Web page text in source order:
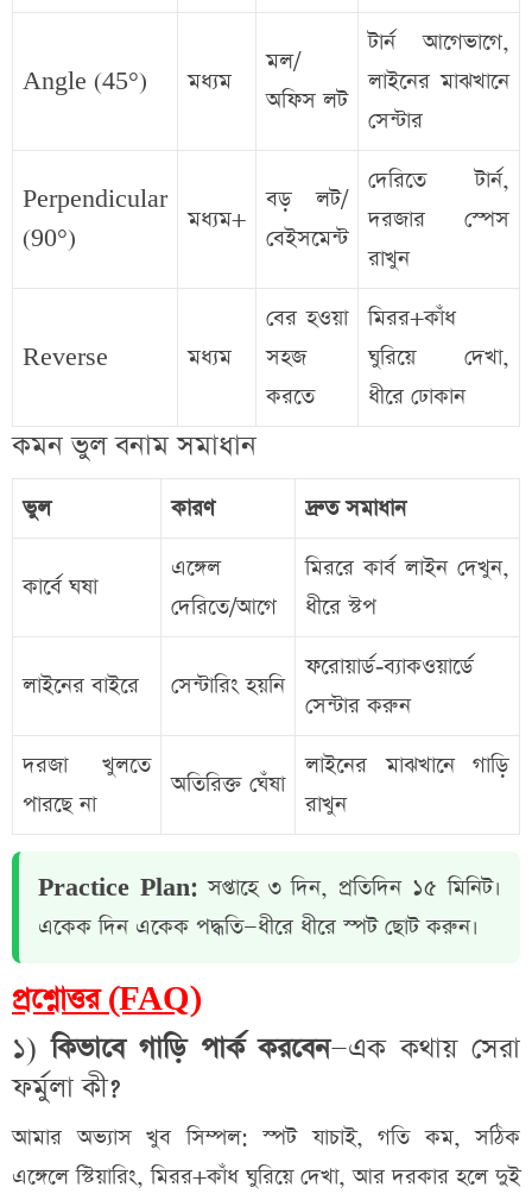
Angle (45°) মধ্যম
মল/
অফিস লট
টার্ন আগেভাগে,
লাইনের মাঝখানে
সেন্টার
Perpendicular
(90°)
মধ্যম+
বড় লট/
বেইসমেন্ট
দেরিতে টার্ন,
দরজার স্পেস
রাখুন
Reverse মধ্যম
বের হওয়া
সহজ
করতে
মিরর+কাঁধ
ঘুরিয়ে দেখা,
ধীরে ঢোকান
কমন ভুল বনাম সমাধান
ভুল কারণ দ্রুত সমাধান
কার্বে ঘষা
এঙ্গেল
দেরিতে/আগে
মিররে কার্ব লাইন দেখুন,
ধীরে স্টপ
লাইনের বাইরে সেন্টারিং হয়নি
ফরোয়ার্ড‑ব্যাকওয়ার্ডে
সেন্টার করুন
দরজা খুলতে
পারছে না
অতিরিক্ত ঘেঁষা
লাইনের মাঝখানে গাড়ি
রাখুন
Practice Plan:সপ্তাহে ৩ দিন, প্রতিদিন ১৫ মিনিট।
একেক দিন একেক পদ্ধতি—ধীরে ধীরে স্পট ছোট করুন।
প্রশ্নোত্তর (FAQ)
১)কিভাবে গাড়ি পার্ক করবেন—এক কথায় সেরা
ফর্মুলা কী?
আমার অভ্যাস খুব সিম্পল: স্পট যাচাই, গতি কম, সঠিক
এঙ্গেলে স্টিয়ারিং, মিরর+কাঁধ ঘুরিয়ে দেখা, আর দরকার হলে দুই